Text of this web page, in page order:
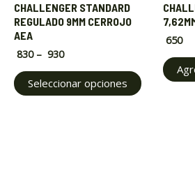
CHALLENGER STANDARD
REGULADO 9MM CERROJO
AEA
830 – 930
Seleccionar opciones
chosen
product
page
650